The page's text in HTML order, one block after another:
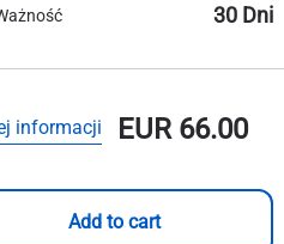
30 Dni
informacji EUR66.00
Add to cart